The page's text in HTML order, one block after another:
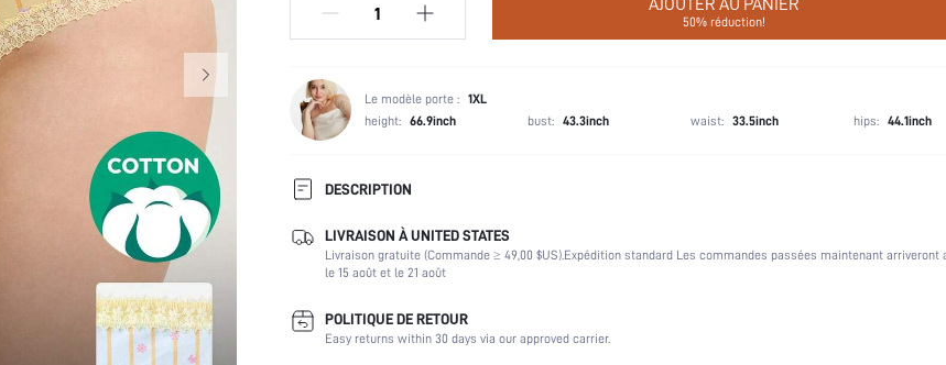
50% réduction!
Le modèle porte : 1XL
height: 66.9inch bust: 43.3inch waist: 33.5inch hips: 44.1inch
DESCRIPTION
Type de Culotte:
Culottes
Utilisateurs de sous-
vêtements et de vêtements
Composition:
92% Coton, 8% Élasthanne
LIVRAISON À UNITED STATES
Livraison gratuite (Commande ≥ 49,00 $US).Expédition standard Les commandes passées maintenant arriveront
le 15 août et le 21 août
POLITIQUE DE RETOUR
Easy returns within 30 days via our approved carrier.